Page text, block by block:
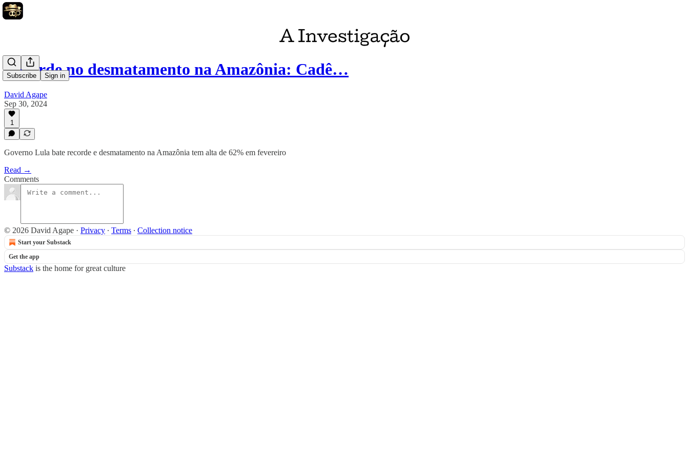
Subscribe Sign in
Recorde no desmatamento na Amazônia: Cadê…
David Agape
Sep 30, 2024
1
Governo Lula bate recorde e desmatamento na Amazônia tem alta de 62% em fevereiro
Read →
Comments
© 2026 David Agape · Privacy ∙ Terms ∙ Collection notice
Start your Substack
Get the app
Substack is the home for great culture